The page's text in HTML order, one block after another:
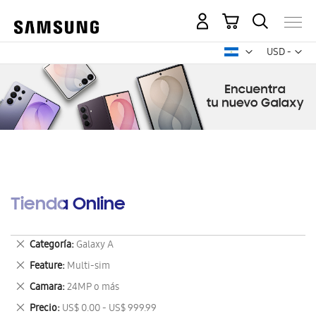
USD -
dólar
Mi carrito
Tienda Online
Categoría Galaxy A
Eliminar
este
artículo
Feature Multi-sim
Eliminar
este
artículo
Camara 24MP o más
Eliminar
este
Precio US$ 0.00 - US$ 999.99
Eliminar